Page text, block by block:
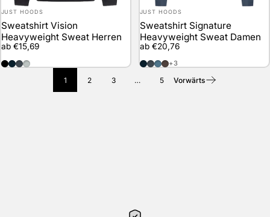
Anbieter:
JUST HOODS
Sweatshirt Vision
Heavyweight Sweat Herren
ab €15,69
Deep Black
New French Navy
Solid Charcoal
Heather Grey
Anbieter:
JUST HOODS
Sweatshirt Signature
Heavyweight Sweat Damen
ab €20,76
New French Navy
Solid Charcoal
Airforce Blue
Espresso
+3
1 2 3 … 5 Vorwärts